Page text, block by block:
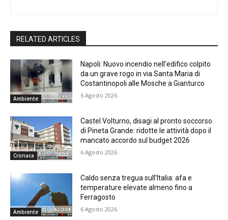
RELATED ARTICLES
Ambiente
Napoli: Nuovo incendio nell’edifico colpito
da un grave rogo in via Santa Maria di
Costantinopoli alle Mosche a Gianturco
6 Agosto 2026
Cronaca
Castel Volturno, disagi al pronto soccorso
di Pineta Grande: ridotte le attività dopo il
mancato accordo sul budget 2026
6 Agosto 2026
Ambiente
Caldo senza tregua sull’Italia: afa e
temperature elevate almeno fino a
Ferragosto
6 Agosto 2026